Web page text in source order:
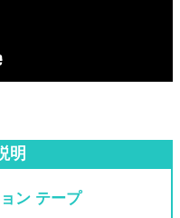
明
ン テープ